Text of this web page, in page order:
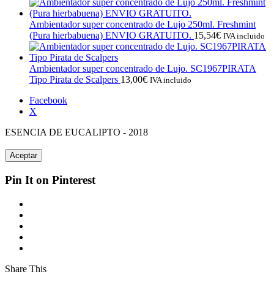
Ambientador super concentrado de Lujo 250ml. Freshmint
(Pura hierbabuena) ENVIO GRATUITO. 15,54€ IVA incluido
Ambientador super concentrado de Lujo. SC1967PIRATA
Tipo Pirata de Scalpers 13,00€ IVA incluido
Facebook
X
ESENCIA DE EUCALIPTO - 2018
Aceptar
Pin It on Pinterest
Share This